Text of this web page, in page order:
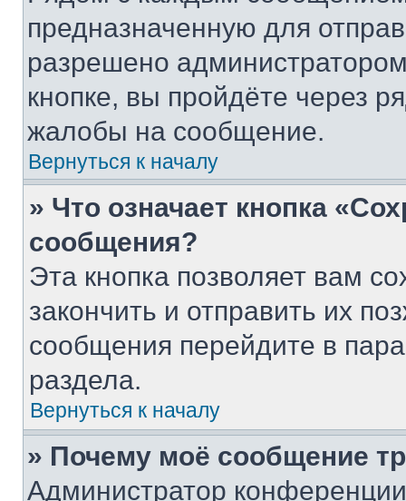
предназначенную для
разрешено
кнопке, вы пройдёте через
жалобы на сообщение.
Вернуться к началу
» Что означает кнопка
сообщения?
Эта кнопка позволяет вам
закончить и отправить их
сообщения перейдите в
раздела.
Вернуться к началу
» Почему моё сообщение
Администратор